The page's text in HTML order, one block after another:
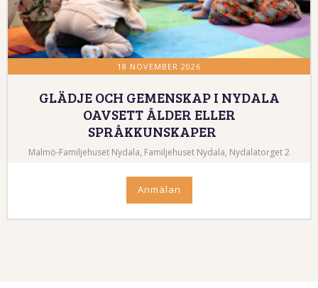
18 NOVEMBER 2026
GLÄDJE OCH GEMENSKAP I NYDALA
OAVSETT ÅLDER ELLER
SPRÅKKUNSKAPER
Malmö-Familjehuset Nydala, Familjehuset Nydala, Nydalatorget 2
Anmälan